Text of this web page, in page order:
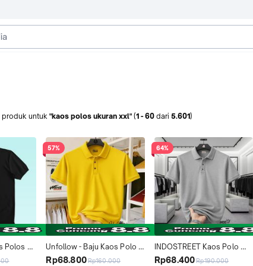
produk untuk "kaos polos ukuran xxl" (1 -60 dari 5.601)
Polos
wanita
57%
Unfollow - Baju Kaos Polo
Kerah Lengan Pendek
Rp68.800Rp160.000
64%
INDOSTREET Kaos Polo
Shirt Polos Pria Wanita
Rp68.400Rp190.000